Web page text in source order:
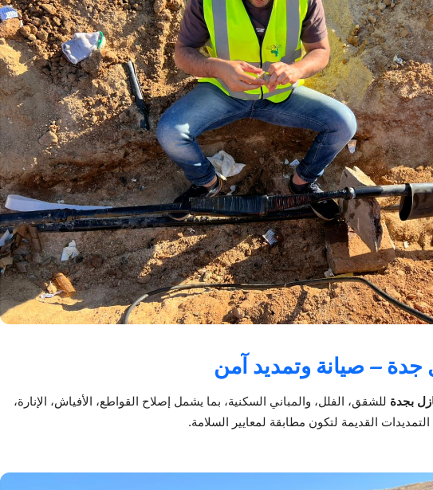
جدة – صيانة وتمديد آمن
بجدة للشقق، الفلل، والمباني السكنية، بما يشمل إصلاح القواطع، الأفياش، الإنارة،
التمديدات القديمة لتكون مطابقة لمعايير السلامة.